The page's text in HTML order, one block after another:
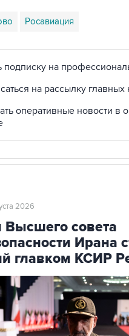
Росавиация
подписку на
на рассылку главных
оперативные новости в
2026
Высшего совета
Ирана
главком КСИР